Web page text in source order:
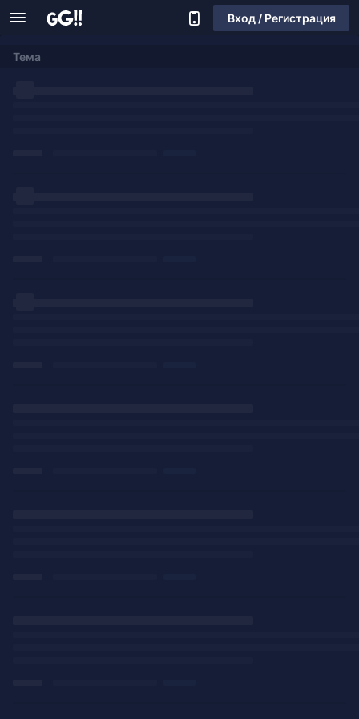
Вход / Регистрация
Тема